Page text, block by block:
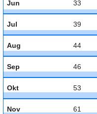
Jun 33
Jul 39
Aug 44
Sep 46
Okt 53
Nov 61